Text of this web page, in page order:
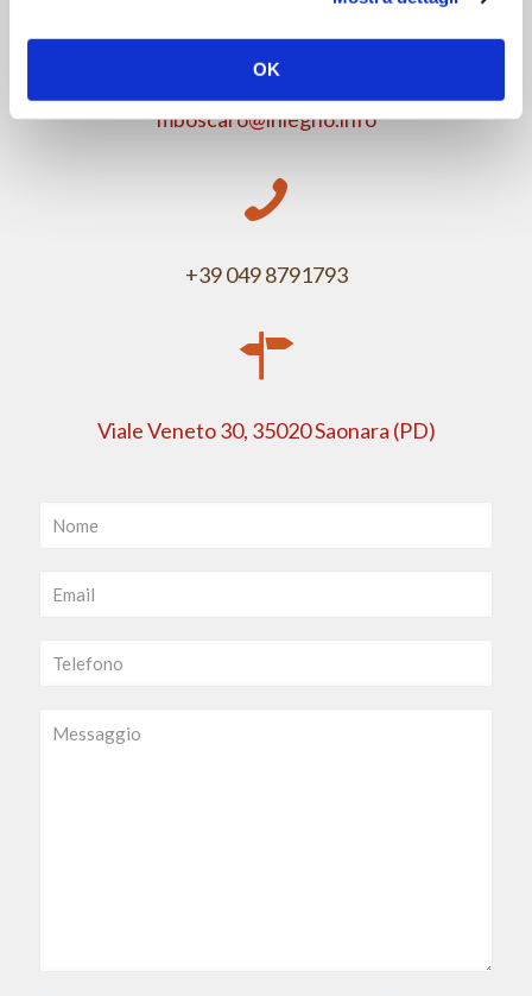
OK
mboscaro@inlegno.info
+39 049 8791793
Viale Veneto 30, 35020 Saonara (PD)